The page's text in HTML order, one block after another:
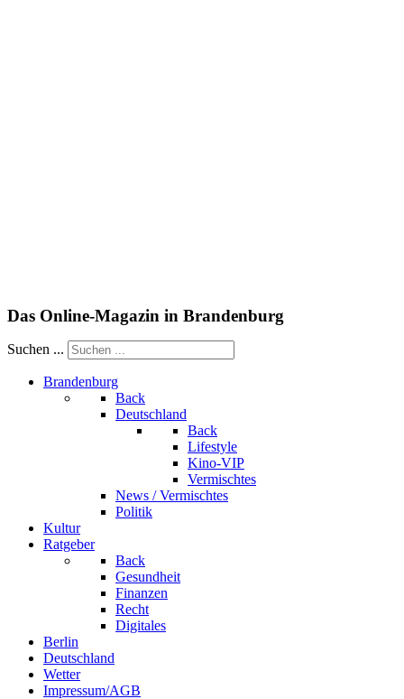
Das Online-Magazin in Brandenburg
Suchen ...
Brandenburg
Back
Deutschland
Back
Lifestyle
Kino-VIP
Vermischtes
News / Vermischtes
Politik
Kultur
Ratgeber
Back
Gesundheit
Finanzen
Recht
Digitales
Berlin
Deutschland
Wetter
Impressum/AGB